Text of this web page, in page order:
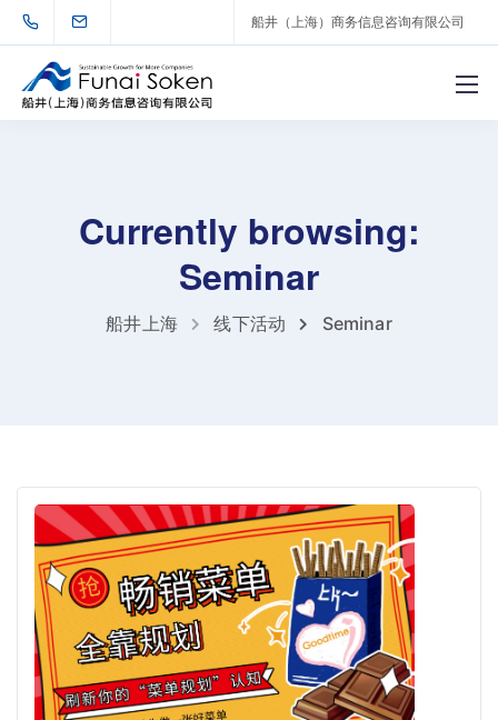
船井（上海）商务信息咨询有限公司
Currently browsing:
Seminar
船井上海 线下活动 Seminar